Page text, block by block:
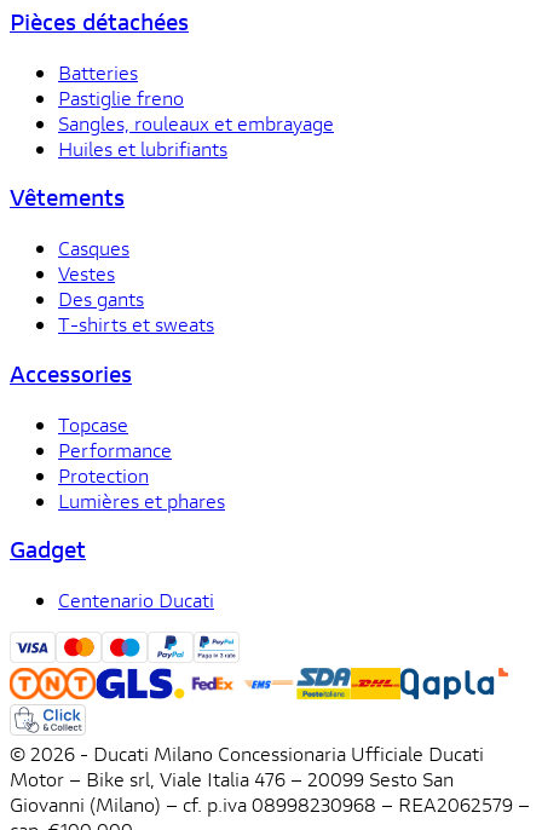
Pièces détachées
Batteries
Pastiglie freno
Sangles, rouleaux et embrayage
Huiles et lubrifiants
Vêtements
Casques
Vestes
Des gants
T-shirts et sweats
Accessories
Topcase
Performance
Protection
Lumières et phares
Gadget
Centenario Ducati
© 2026 - Ducati Milano Concessionaria Ufficiale Ducati
Motor – Bike srl, Viale Italia 476 – 20099 Sesto San
Giovanni (Milano) – cf. p.iva 08998230968 – REA2062579 –